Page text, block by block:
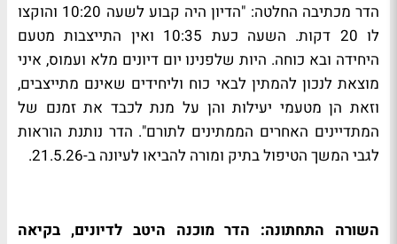
הדר מכתיבה החלטה: "הדיון היה קבוע לשעה 10:20 והוקצו
לו 20 דקות. השעה כעת 10:35 ואין התייצבות מטעם
היחידה ובא כוחה. היות שלפנינו יום דיונים מלא ועמוס, איני
מוצאת לנכון להמתין לבאי כוח וליחידים שאינם מתייצבים,
וזאת הן מטעמי יעילות והן על מנת לכבד את זמנם של
המתדיינים האחרים הממתינים לתורם". הדר נותנת הוראות
לגבי המשך הטיפול בתיק ומורה להביאו לעיונה ב-21.5.26.
השורה התחתונה: הדר מוכנה היטב לדיונים, בקיאה